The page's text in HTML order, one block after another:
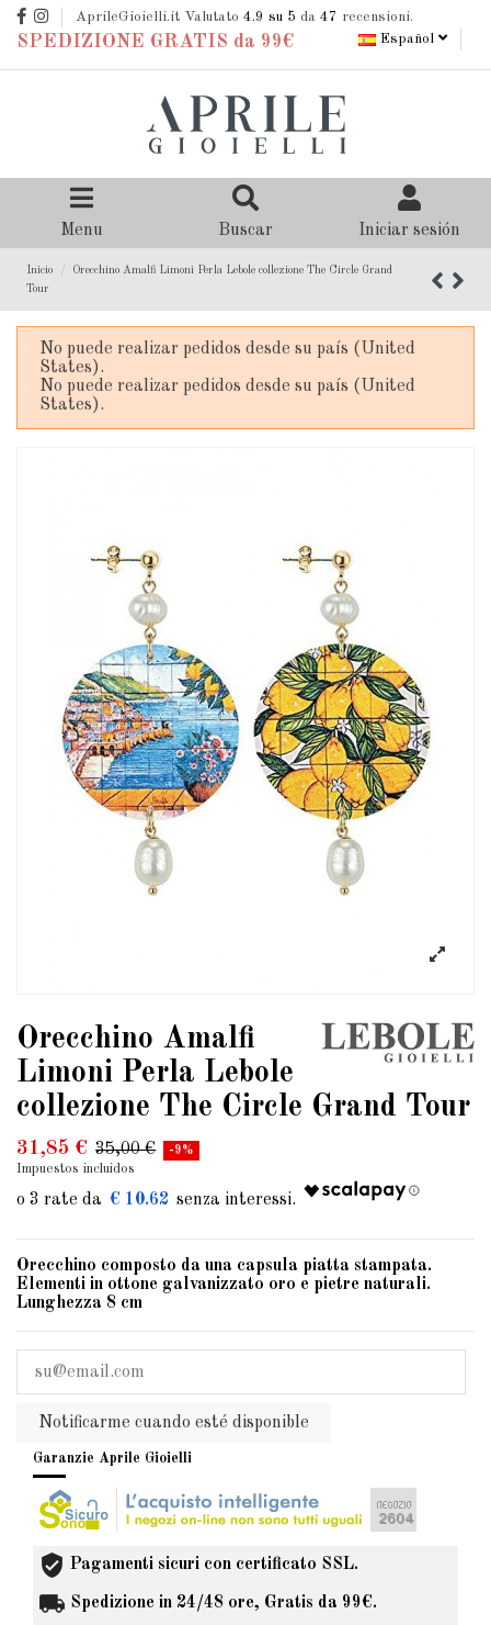
AprileGioielli.it Valutato 4.9 su 5 da 47 recensioni.
SPEDIZIONE GRATIS da 99€ Español
Menu Buscar Iniciar sesión
Inicio
Orecchino Amalfi Limoni Perla Lebole collezione The Circle Grand
Tour
No puede realizar pedidos desde su país (United
States).
No puede realizar pedidos desde su país (United
States).
Orecchino Amalfi
Limoni Perla Lebole
collezione The Circle Grand Tour
31,85 € 35,00 € -9%
Impuestos incluidos
€ 10.62
Orecchino composto da una capsula piatta stampata.
Elementi in ottone galvanizzato oro e pietre naturali.
Lunghezza 8 cm
Notificarme cuando esté disponible
Garanzie Aprile Gioielli
Pagamenti sicuri con certificato SSL.
Spedizione in 24/48 ore, Gratis da 99€.